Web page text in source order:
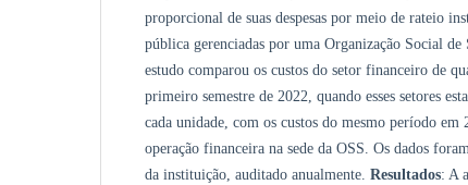
proporcional de suas despesas por meio de rateio
pública gerenciadas por uma Organização Social de
estudo comparou os custos do setor financeiro de
primeiro semestre de 2022, quando esses setores
cada unidade, com os custos do mesmo período em
operação financeira na sede da OSS. Os dados
da instituição, auditado anualmente. Resultados: A